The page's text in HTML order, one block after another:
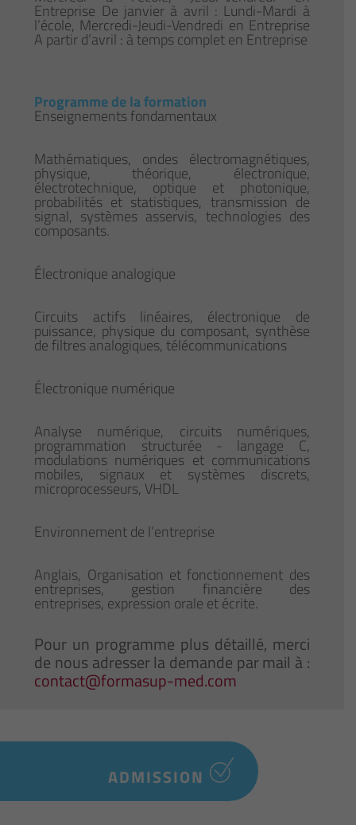
Entreprise De janvier à avril : Lundi-Mardi à
l’école, Mercredi-Jeudi-Vendredi en Entreprise
A partir d’avril : à temps complet en Entreprise
Programme de la formation
Enseignements fondamentaux
Mathématiques, ondes électromagnétiques,
physique, théorique, électronique,
électrotechnique, optique et photonique,
probabilités et statistiques, transmission de
signal, systèmes asservis, technologies des
composants.
Électronique analogique
Circuits actifs linéaires, électronique de
puissance, physique du composant, synthèse
de filtres analogiques, télécommunications
Électronique numérique
Analyse numérique, circuits numériques,
programmation structurée - langage C,
modulations numériques et communications
mobiles, signaux et systèmes discrets,
microprocesseurs, VHDL
Environnement de l’entreprise
Anglais, Organisation et fonctionnement des
entreprises, gestion financière des
entreprises, expression orale et écrite.
Pour un programme plus détaillé, merci
de nous adresser la demande par mail à :
contact@formasup-med.com
ADMISSION